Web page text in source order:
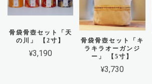
骨袋骨壺セット「天
の川」 【2寸】
¥3,190
骨袋骨壺セット「キ
ラキラオーガンジ
ー」 【5寸】
¥3,730